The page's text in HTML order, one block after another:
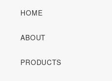
HOME
ABOUT
PRODUCTS